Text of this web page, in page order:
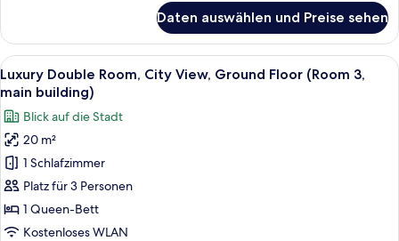
14,
Annex)
anzeigen
Attic
Room,
second
floor,
view
(Room
14,
Annex)
Daten auswählen und Preise sehen
Alle
Fotos
für
Luxury
Double
Room,
City
View,
Ground
Ein Schlafzimmer mit Bett, einem
7
Luxury Double Room, City View, Ground Floor (Room 3,
main building)
Blick auf die Stadt
20 m²
1 Schlafzimmer
Platz für 3 Personen
1 Queen-Bett
Kostenloses WLAN